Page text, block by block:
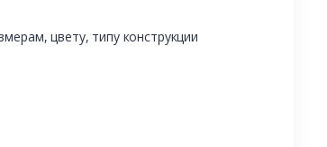
цвету, типу конструкции